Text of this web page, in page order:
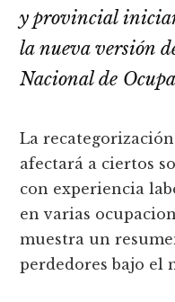
y provincial
la nueva versión
Nacional de
La
afectará a ciertos
con experiencia
en varias
muestra un
perdedores bajo el